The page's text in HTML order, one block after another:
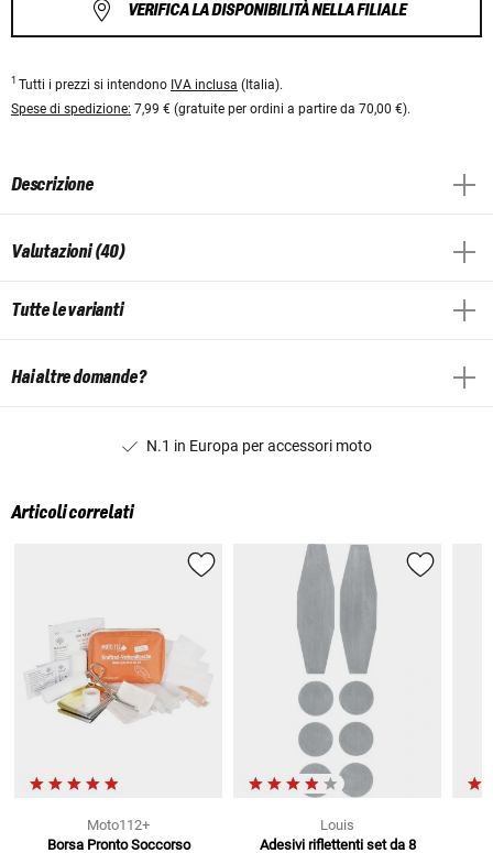
VERIFICA LA DISPONIBILITÀ NELLA FILIALE
1 Tutti i prezzi si intendono IVA inclusa (Italia).
Spese di spedizione: 7,99 € (gratuite per ordini a partire da 70,00 €).
Descrizione
Valutazioni (40)
Tutte le varianti
Hai altre domande?
N.1 in Europa per accessori moto
Articoli correlati
Moto112+
Borsa Pronto Soccorso
Louis
Adesivi riflettenti set da 8